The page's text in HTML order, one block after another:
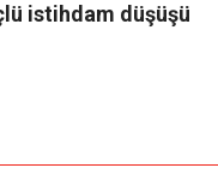
istihdam düşüşü